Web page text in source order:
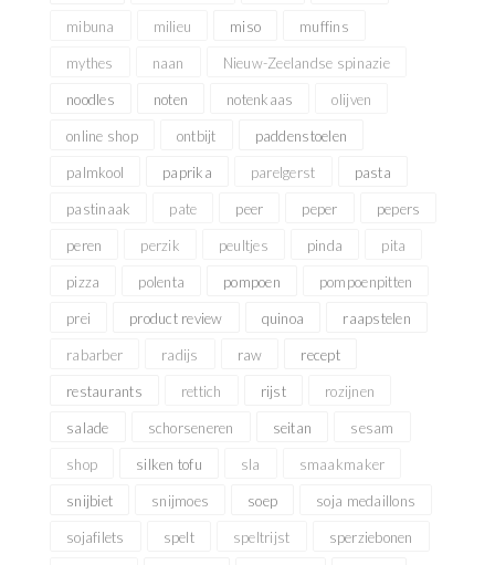
mibuna milieu miso muffins
mythes naan Nieuw-Zeelandse spinazie
noodles noten notenkaas olijven
online shop ontbijt paddenstoelen
palmkool paprika parelgerst pasta
pastinaak pate peer peper pepers
peren perzik peultjes pinda pita
pizza polenta pompoen pompoenpitten
prei product review quinoa raapstelen
rabarber radijs raw recept
restaurants rettich rijst rozijnen
salade schorseneren seitan sesam
shop silken tofu sla smaakmaker
snijbiet snijmoes soep soja medaillons
sojafilets spelt speltrijst sperziebonen